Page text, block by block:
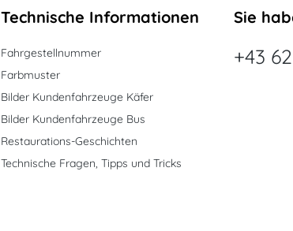
Technische Informationen
Fahrgestellnummer
Farbmuster
Bilder Kundenfahrzeuge Käfer
Bilder Kundenfahrzeuge Bus
Restaurations-Geschichten
Technische Fragen, Tipps und Tricks
Sie
+43